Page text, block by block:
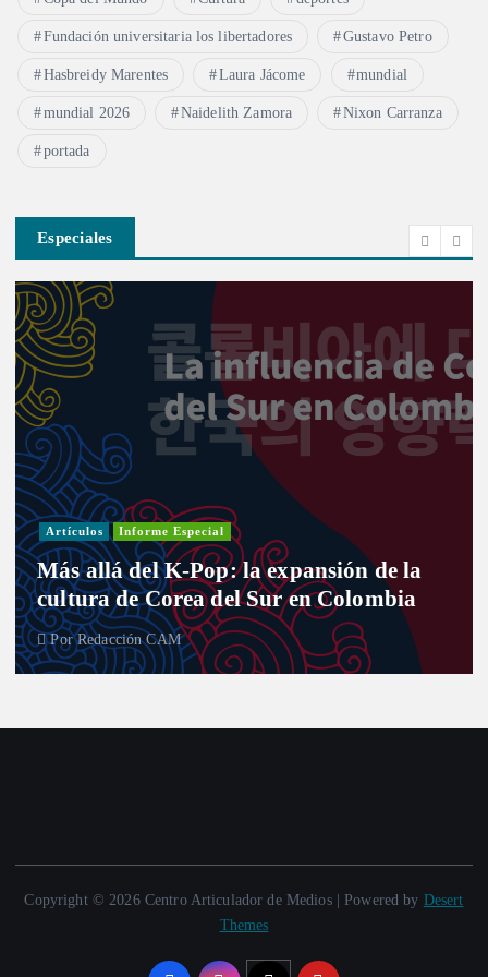
Fundación universitaria los libertadores Gustavo Petro
Hasbreidy Marentes Laura Jácome mundial
mundial 2026 Naidelith Zamora Nixon Carranza
portada
Especiales
Artículos Informe Especial
Más allá del K-Pop: la expansión de la
cultura de Corea del Sur en Colombia
PorRedacción CAM
Copyright © 2026 Centro Articulador de Medios | Powered by Desert
Themes